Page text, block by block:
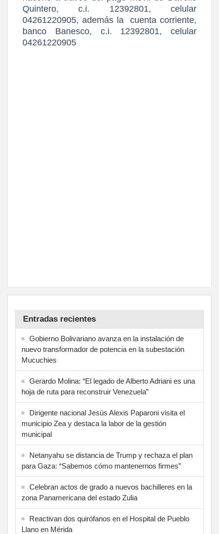
Quintero, c.i. 12392801, celular
04261220905, además la
cuenta corriente,
banco Banesco, c.i. 12392801, celular
04261220905
Entradas recientes
Gobierno Bolivariano avanza en la instalación de
nuevo transformador de potencia en la subestación
Mucuchies
Gerardo Molina: “El legado de Alberto Adriani es una
hoja de ruta para reconstruir Venezuela”
Dirigente nacional Jesús Alexis Paparoni visita el
municipio Zea y destaca la labor de la gestión
municipal
Netanyahu se distancia de Trump y rechaza el plan
para Gaza: “Sabemos cómo mantenernos firmes”
Celebran actos de grado a nuevos bachilleres en la
zona Panamericana del estado Zulia
Reactivan dos quirófanos en el Hospital de Pueblo
Llano en Mérida